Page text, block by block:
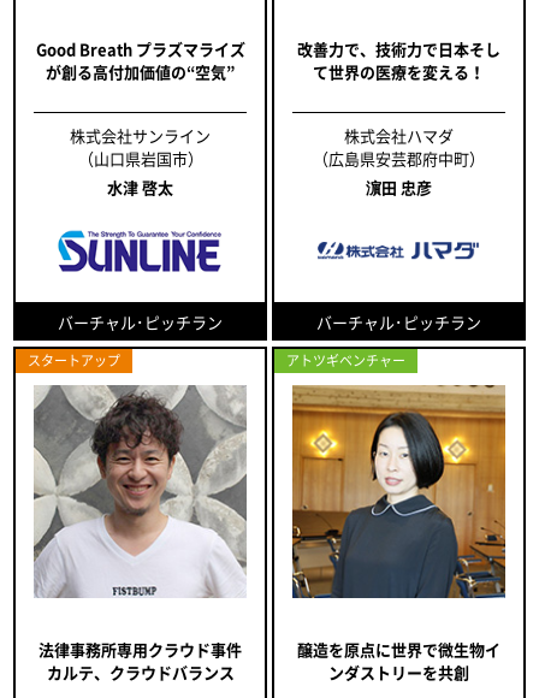
Good Breath プラズマライズ
が創る高付加価値の“空気”
株式会社サンライン
（山口県岩国市）
水津 啓太
バーチャル･ピッチラン
改善力で、技術力で日本そし
て世界の医療を変える！
株式会社ハマダ
（広島県安芸郡府中町）
濵田 忠彦
バーチャル･ピッチラン
スタートアップ
法律事務所専用クラウド事件
カルテ、クラウドバランス
アトツギベンチャー
醸造を原点に世界で微生物イ
ンダストリーを共創